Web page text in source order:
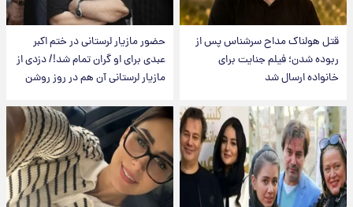
قتل هولناک مداح سرشناس پس از
ربوده شدن؛ فیلم جنایت برای
خانواده ارسال شد
حضور مازیار لرستانی در ختم اکبر
عبدی برای او گران تمام شد!/ دزدی از
مازیار لرستانی آن هم در روز روشن